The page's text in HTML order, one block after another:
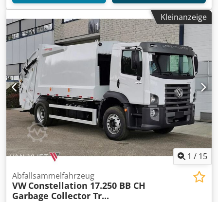
Kleinanzeige
1 / 15
Abfallsammelfahrzeug
VW Constellation 17.250 BB CH
Garbage Collector Tr...